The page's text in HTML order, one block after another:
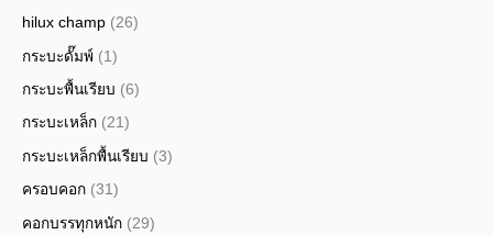
hilux champ (26)
กระบะดั๊มพ์ (1)
กระบะพื้นเรียบ (6)
กระบะเหล็ก (21)
กระบะเหล็กพื้นเรียบ (3)
ครอบคอก (31)
คอกบรรทุกหนัก (29)